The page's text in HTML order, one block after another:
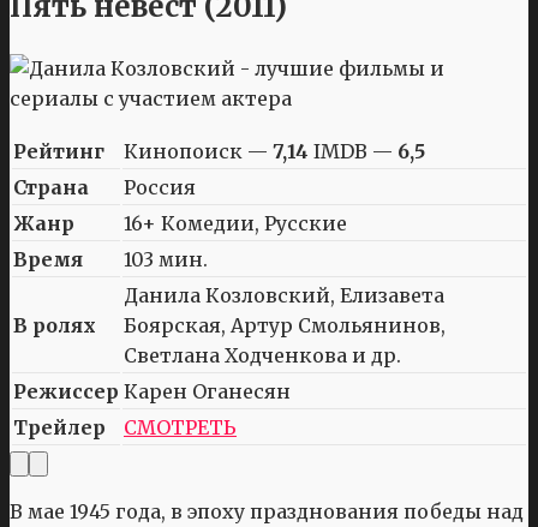
Рейтинг Кинопоиск — 7,14 IMDB — 6,5
Страна
Россия
Жанр
16+ Комедии, Русские
Время
103 мин.
В ролях
Данила Козловский, Елизавета
Боярская, Артур Смольянинов,
Светлана Ходченкова и др.
Режиссер Карен Оганесян
Трейлер
СМОТРЕТЬ
В мае 1945 года, в эпоху празднования победы над